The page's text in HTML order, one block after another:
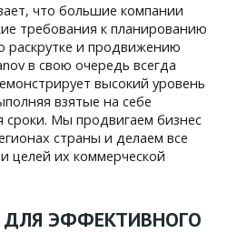
что большие компании
требования к планированию
раскрутке и продвижению
в свою очередь всегда
высокий уровень
взятые на себе
сроки. Мы продвигаем бизнес
страны и делаем все
целей их коммерческой
ЭФФЕКТИВНОГО